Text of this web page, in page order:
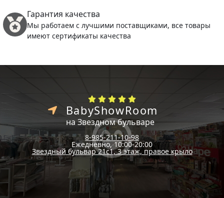
Гарантия качества
Мы работаем с лучшими поставщиками, все товары
имеют сертификаты качества
BabyShowRoom
на Звездном бульваре
8-985-211-10-98
Ежедневно, 10:00-20:00
Звездный бульвар 21с1, 3 этаж, правое крыло